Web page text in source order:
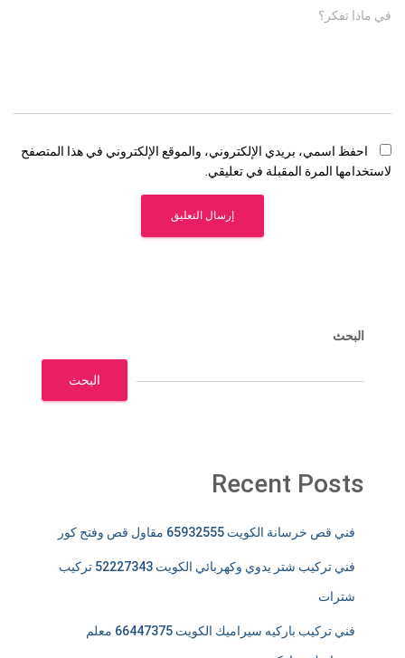
في ماذا تفكر؟
احفظ اسمي، بريدي الإلكتروني، والموقع الإلكتروني في هذا المتصفح
لاستخدامها المرة المقبلة في تعليقي.
البحث
البحث
Recent Posts
فني قص خرسانة الكويت 65932555 مقاول قص وفتح كور
فني تركيب شتر يدوي وكهربائي الكويت 52227343 تركيب
شترات
فني تركيب باركيه سيراميك الكويت 66447375 معلم